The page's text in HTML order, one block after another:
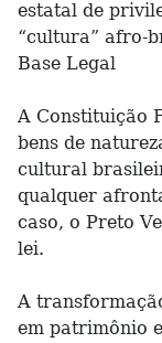
estatal de
“cultura” afro-
Base Legal
A Constituição
bens de
cultural
qualquer
caso, o Preto
lei.
A
em patrimônio